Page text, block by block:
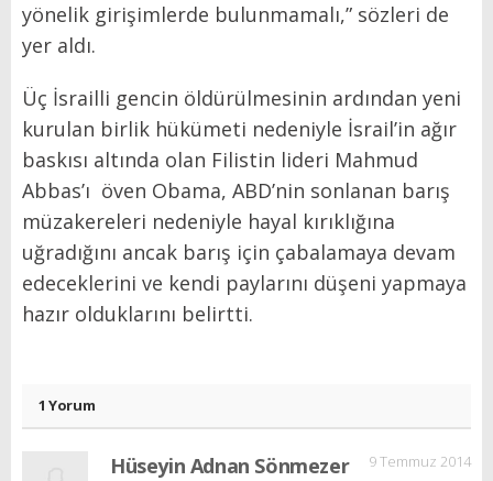
yönelik girişimlerde bulunmamalı,” sözleri de
yer aldı.
Üç İsrailli gencin öldürülmesinin ardından yeni
kurulan birlik hükümeti nedeniyle İsrail’in ağır
baskısı altında olan Filistin lideri Mahmud
Abbas’ı öven Obama, ABD’nin sonlanan barış
müzakereleri nedeniyle hayal kırıklığına
uğradığını ancak barış için çabalamaya devam
edeceklerini ve kendi paylarını düşeni yapmaya
hazır olduklarını belirtti.
1 Yorum
9 Temmuz 2014
Hüseyin Adnan Sönmezer